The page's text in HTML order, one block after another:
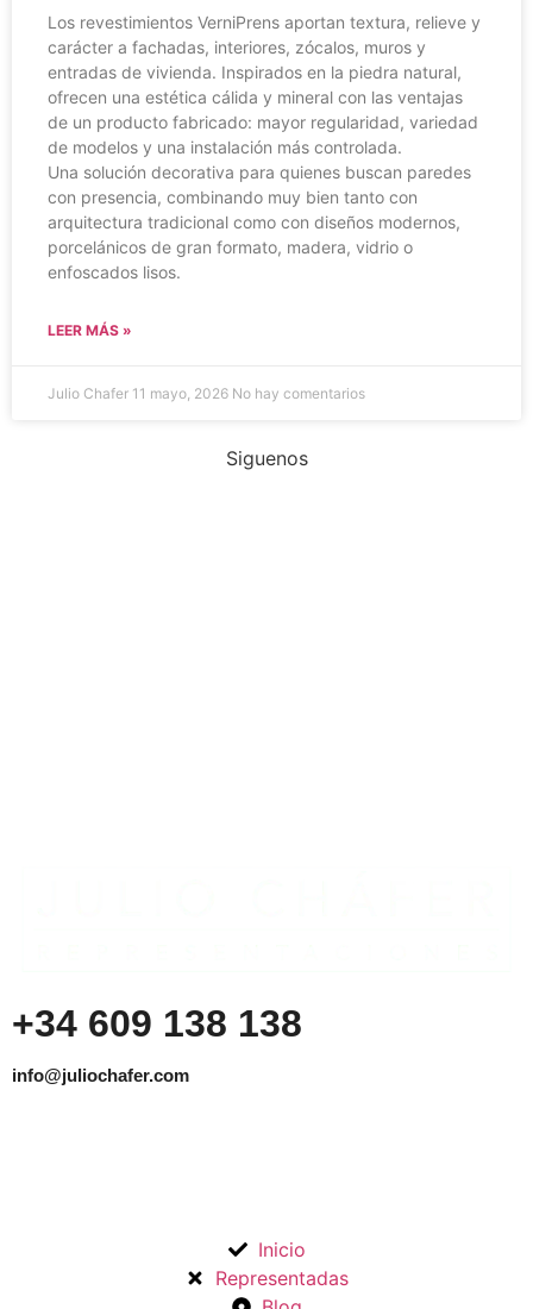
Los revestimientos VerniPrens aportan textura, relieve y
carácter a fachadas, interiores, zócalos, muros y
entradas de vivienda. Inspirados en la piedra natural,
ofrecen una estética cálida y mineral con las ventajas
de un producto fabricado: mayor regularidad, variedad
de modelos y una instalación más controlada.
Una solución decorativa para quienes buscan paredes
con presencia, combinando muy bien tanto con
arquitectura tradicional como con diseños modernos,
porcelánicos de gran formato, madera, vidrio o
enfoscados lisos.
LEER MÁS »
Julio Chafer 11 mayo, 2026 No hay comentarios
Siguenos
+34 609 138 138
info@juliochafer.com
Inicio
Representadas